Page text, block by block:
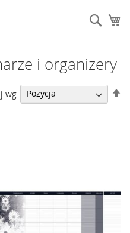
i organizery
wg